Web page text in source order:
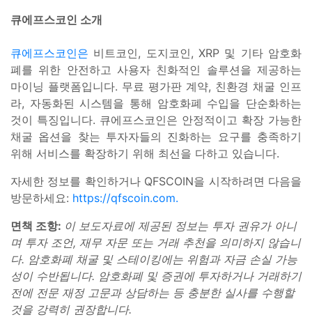
큐에프스코인 소개
큐에프스코인은 비트코인, 도지코인, XRP 및 기타 암호화
폐를 위한 안전하고 사용자 친화적인 솔루션을 제공하는
마이닝 플랫폼입니다. 무료 평가판 계약, 친환경 채굴 인프
라, 자동화된 시스템을 통해 암호화폐 수입을 단순화하는
것이 특징입니다. 큐에프스코인은 안정적이고 확장 가능한
채굴 옵션을 찾는 투자자들의 진화하는 요구를 충족하기
위해 서비스를 확장하기 위해 최선을 다하고 있습니다.
자세한 정보를 확인하거나 QFSCOIN을 시작하려면 다음을
방문하세요: https://qfscoin.com.
면책 조항: 이 보도자료에 제공된 정보는 투자 권유가 아니
며 투자 조언, 재무 자문 또는 거래 추천을 의미하지 않습니
다. 암호화폐 채굴 및 스테이킹에는 위험과 자금 손실 가능
성이 수반됩니다. 암호화폐 및 증권에 투자하거나 거래하기
전에 전문 재정 고문과 상담하는 등 충분한 실사를 수행할
것을 강력히 권장합니다.